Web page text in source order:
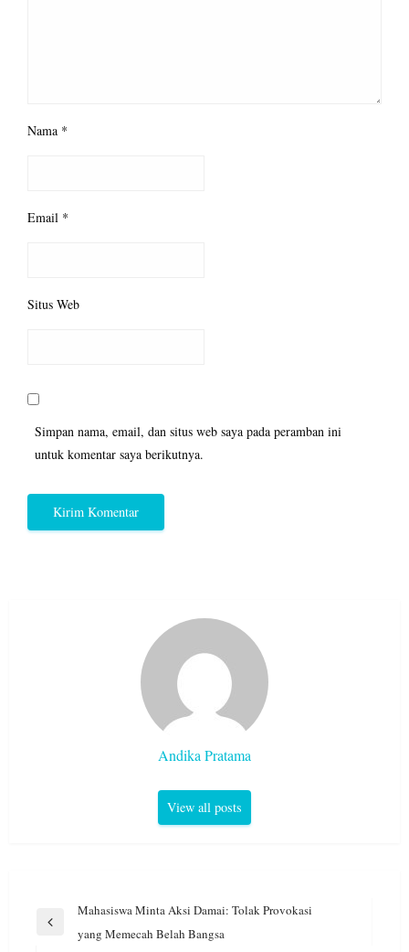
Nama *
Email *
Situs Web
Simpan nama, email, dan situs web saya pada peramban ini
untuk komentar saya berikutnya.
Andika Pratama
View all posts
Navigasi
pos
Previous
Mahasiswa Minta Aksi Damai: Tolak Provokasi
yang Memecah Belah Bangsa